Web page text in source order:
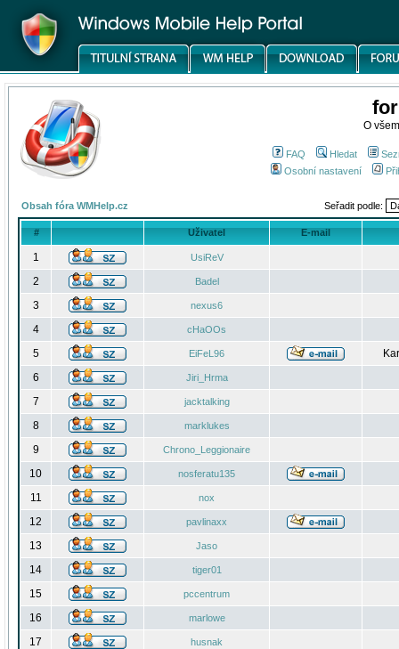
O
FAQ Hledat
Osobní nastavení
Obsah fóra WMHelp.cz Seřadit podle:
# Uživatel E-mail
1 UsiReV
2 Badel
3 nexus6
4 cHaOOs
5 EiFeL96
6
Jiri_Hrma
7 jacktalking
8 marklukes
9 Chrono_Leggionaire
10 nosferatu135
11 nox
12 pavlinaxx
13 Jaso
14 tiger01
15 pccentrum
16 marlowe
17 husnak